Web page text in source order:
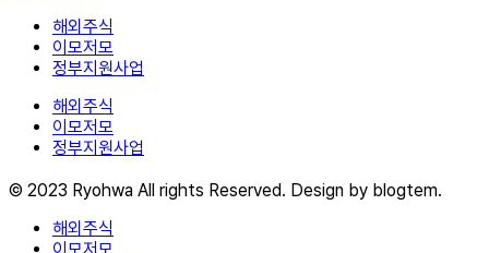
해외주식
이모저모
정부지원사업
해외주식
이모저모
정부지원사업
© 2023 Ryohwa All rights Reserved. Design by blogtem.
해외주식